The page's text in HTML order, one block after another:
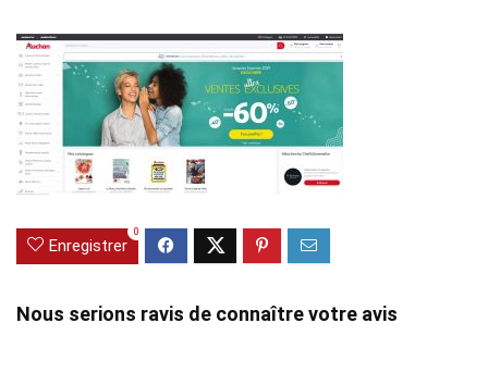
Enregistrer
0
Nous serions ravis de connaître votre avis